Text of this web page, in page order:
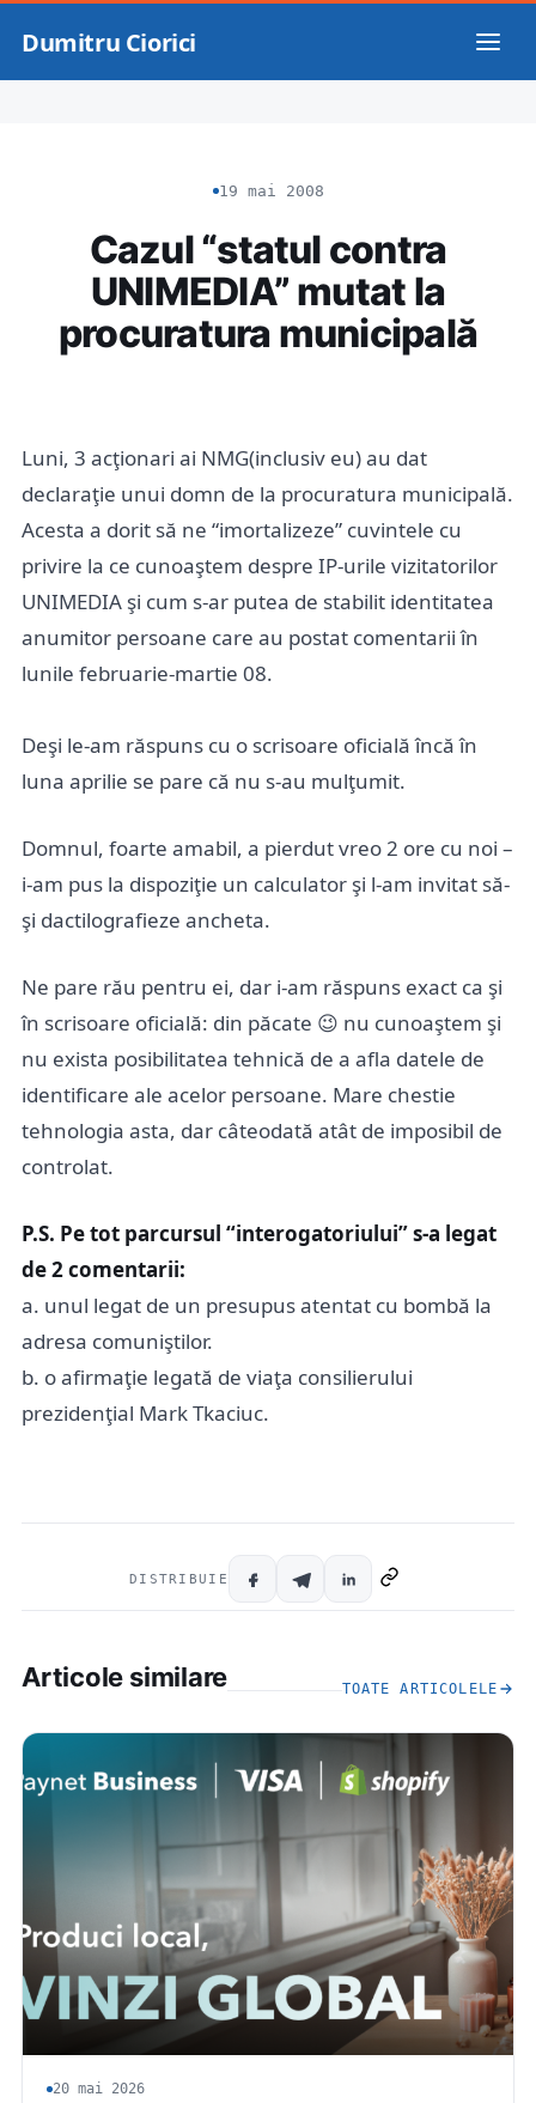
Dumitru Ciorici
19 mai 2008
Cazul “statul contra
UNIMEDIA” mutat la
procuratura municipală
Luni, 3 acţionari ai NMG(inclusiv eu) au dat
declaraţie unui domn de la procuratura municipală.
Acesta a dorit să ne “imortalizeze” cuvintele cu
privire la ce cunoaştem despre IP-urile vizitatorilor
UNIMEDIA şi cum s-ar putea de stabilit identitatea
anumitor persoane care au postat comentarii în
lunile februarie-martie 08.
Deşi le-am răspuns cu o scrisoare oficială încă în
luna aprilie se pare că nu s-au mulţumit.
Domnul, foarte amabil, a pierdut vreo 2 ore cu noi –
i-am pus la dispoziţie un calculator şi l-am invitat să-
şi dactilografieze ancheta.
Ne pare rău pentru ei, dar i-am răspuns exact ca şi
în scrisoare oficială: din păcate 😉 nu cunoaştem şi
nu exista posibilitatea tehnică de a afla datele de
identificare ale acelor persoane. Mare chestie
tehnologia asta, dar câteodată atât de imposibil de
controlat.
P.S. Pe tot parcursul “interogatoriului” s-a legat
de 2 comentarii:
a. unul legat de un presupus atentat cu bombă la
adresa comuniştilor.
b. o afirmaţie legată de viaţa consilierului
prezidenţial Mark Tkaciuc.
DISTRIBUIE
Articole similare TOATE ARTICOLELE
20 mai 2026